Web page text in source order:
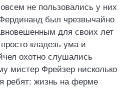
не пользовались у них
был чрезвычайно
для своих лет
кладезь ума и
охотно слушались
мистер Фрейзер нисколько
ребят: жизнь на ферме